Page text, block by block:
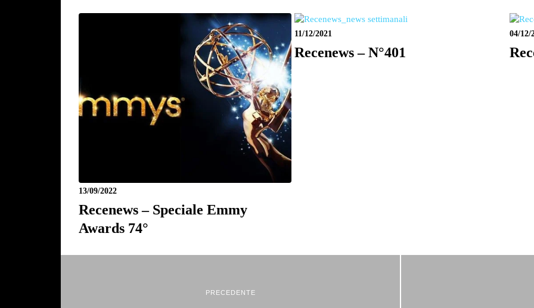
13/09/2022
Recenews – Speciale Emmy
Awards 74°
11/12/2021
Recenews – N°401
04/12/
PRECEDENTE